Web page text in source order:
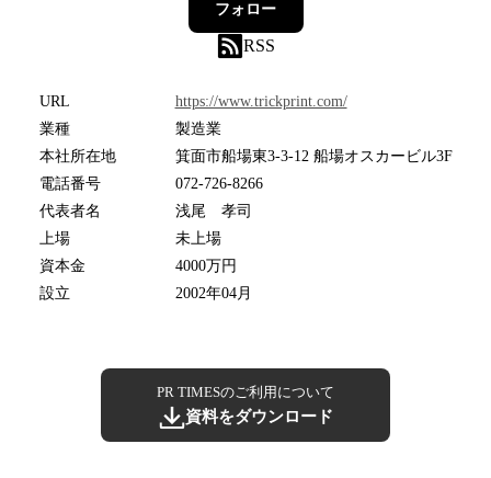
フォロー
RSS
URL
https://www.trickprint.com/
業種
製造業
本社所在地
箕面市船場東3-3-12 船場オスカービル3F
電話番号
072-726-8266
代表者名
浅尾 孝司
上場
未上場
資本金
4000万円
設立
2002年04月
PR TIMESのご利用について
資料をダウンロード